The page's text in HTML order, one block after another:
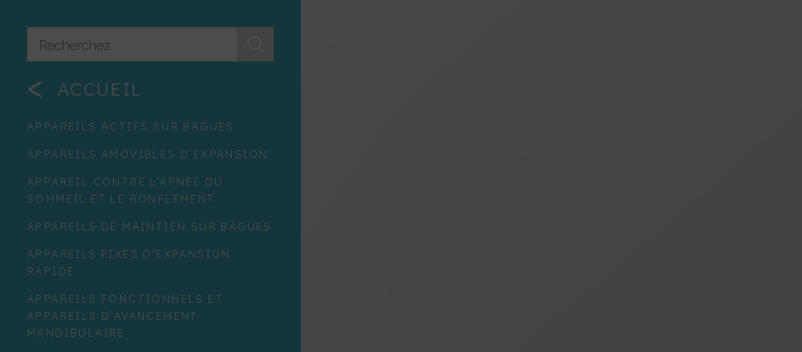
< ACCUEIL
APPAREILS ACTIFS SUR BAGUES
APPAREILS AMOVIBLES D’EXPANSION
APPAREIL CONTRE L’APNÉE DU
SOMMEIL ET LE RONFLEMENT
APPAREILS DE MAINTIEN SUR BAGUES
APPAREILS FIXES D’EXPANSION
RAPIDE
APPAREILS FONCTIONNELS ET
APPAREILS D’AVANCEMENT
MANDIBULAIRE